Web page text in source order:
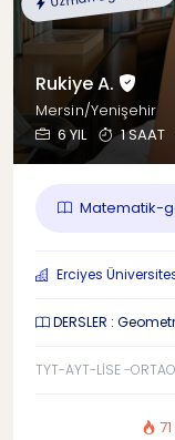
Rukiye A.
Mersin/Yenişehir
6 YIL
1 SAAT
Matematik-
Erciyes
DERSLER :
TYT-AYT-LİSE -